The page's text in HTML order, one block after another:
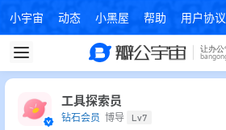
小宇宙 动态 小黑屋 帮助 用户协议
工具探索员
钻石会员 博导 Lv7